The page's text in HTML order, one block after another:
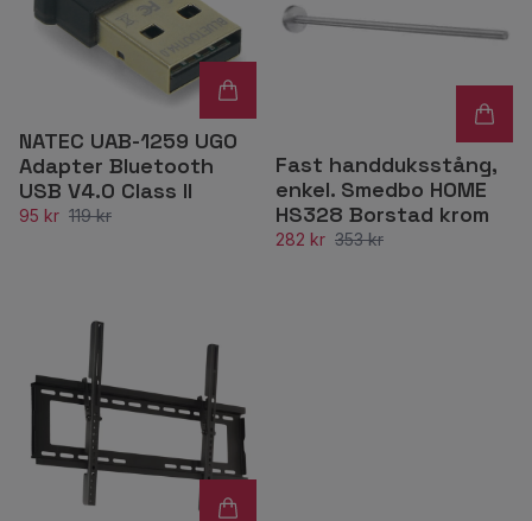
NATEC UAB-1259 UGO
Adapter Bluetooth
USB V4.0 Class II
95 kr 119 kr
Fast handduksstång,
enkel. Smedbo HOME
HS328 Borstad krom
282 kr 353 kr